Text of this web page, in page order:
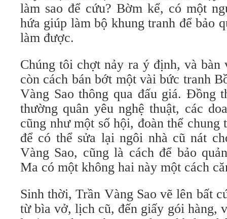
làm sao để cứu? Bờm kể, có một
hứa giúp làm bộ khung tranh để bảo
làm được.
Chúng tôi chợt nảy ra ý định, và
còn cách bán bớt một vài bức tranh
Vàng Sao thông qua đấu giá. Đồng
thường quân yêu nghệ thuật, các
cũng như một số hội, đoàn thể
để có thể sửa lại ngôi nhà cũ nát
Vàng Sao, cũng là cách để bảo
Ma có một không hai này một cách
Sinh thời, Trần Vàng Sao vẽ lên bất
từ bìa vở, lịch cũ, đến giấy gói hàng,